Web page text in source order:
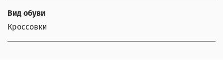
Вид обуви
Кроссовки